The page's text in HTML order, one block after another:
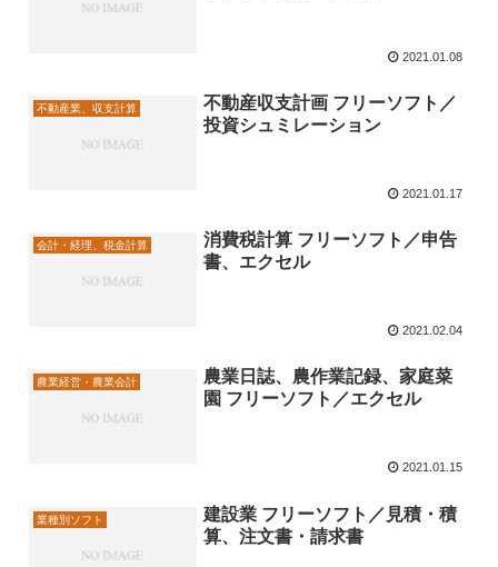
2021.01.08
不動産業、収支計算
不動産収支計画 フリーソフト／
投資シュミレーション
2021.01.17
会計・経理、税金計算
消費税計算 フリーソフト／申告
書、エクセル
2021.02.04
農業経営・農業会計
農業日誌、農作業記録、家庭菜
園 フリーソフト／エクセル
2021.01.15
業種別ソフト
建設業 フリーソフト／見積・積
算、注文書・請求書